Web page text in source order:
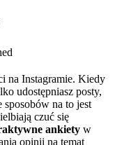
na Instagramie. Kiedy
udostępniasz posty,
sposobów na to jest
czuć się
ankiety w
opinii na temat